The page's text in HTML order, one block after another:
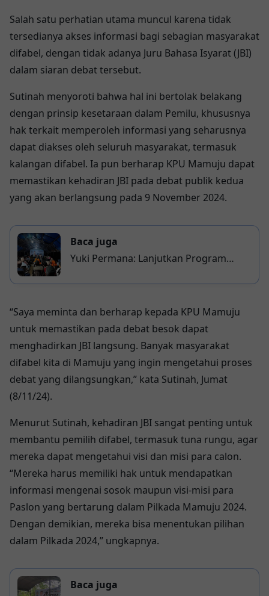
Salah satu perhatian utama muncul karena tidak
tersedianya akses informasi bagi sebagian masyarakat
difabel, dengan tidak adanya Juru Bahasa Isyarat (JBI)
dalam siaran debat tersebut.
Sutinah menyoroti bahwa hal ini bertolak belakang
dengan prinsip kesetaraan dalam Pemilu, khususnya
hak terkait memperoleh informasi yang seharusnya
dapat diakses oleh seluruh masyarakat, termasuk
kalangan difabel. Ia pun berharap KPU Mamuju dapat
memastikan kehadiran JBI pada debat publik kedua
yang akan berlangsung pada 9 November 2024.
Baca juga
Yuki Permana: Lanjutkan Program
“Saya meminta dan berharap kepada KPU Mamuju
untuk memastikan pada debat besok dapat
menghadirkan JBI langsung. Banyak masyarakat
difabel kita di Mamuju yang ingin mengetahui proses
debat yang dilangsungkan,” kata Sutinah, Jumat
(8/11/24).
Menurut Sutinah, kehadiran JBI sangat penting untuk
membantu pemilih difabel, termasuk tuna rungu, agar
mereka dapat mengetahui visi dan misi para calon.
“Mereka harus memiliki hak untuk mendapatkan
informasi mengenai sosok maupun visi-misi para
Paslon yang bertarung dalam Pilkada Mamuju 2024.
Dengan demikian, mereka bisa menentukan pilihan
dalam Pilkada 2024,” ungkapnya.
Baca juga